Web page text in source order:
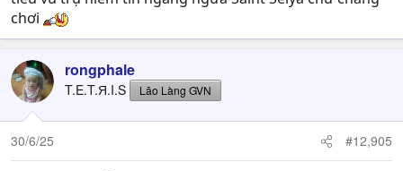
chơi
rongphale
T.E.T.Я.I.S Lão Làng GVN
30/6/25 #12,905